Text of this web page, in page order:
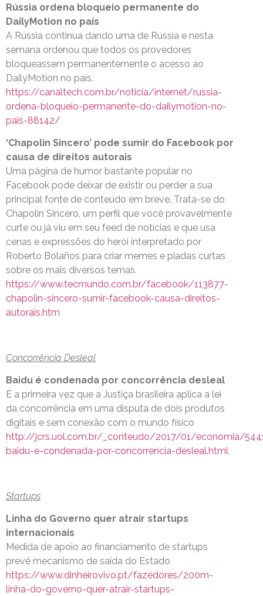
Rússia ordena bloqueio permanente do
DailyMotion no país
A Rússia continua dando uma de Rússia e nesta
semana ordenou que todos os provedores
bloqueassem permanentemente o acesso ao
DailyMotion no país.
https://canaltech.com.br/noticia/internet/russia-
ordena-bloqueio-permanente-do-dailymotion-no-
pais-88142/
‘Chapolin Sincero’ pode sumir do Facebook por
causa de direitos autorais
Uma página de humor bastante popular no
Facebook pode deixar de existir ou perder a sua
principal fonte de conteúdo em breve. Trata-se do
Chapolin Sincero, um perfil que você provavelmente
curte ou já viu em seu feed de notícias e que usa
cenas e expressões do herói interpretado por
Roberto Bolaños para criar memes e piadas curtas
sobre os mais diversos temas.
https://www.tecmundo.com.br/facebook/113877-
chapolin-sincero-sumir-facebook-causa-direitos-
autorais.htm
Concorrência Desleal
Baidu é condenada por concorrência desleal
É a primeira vez que a Justiça brasileira aplica a lei
da concorrência em uma disputa de dois produtos
digitais e sem conexão com o mundo físico
http://jcrs.uol.com.br/_conteudo/2017/01/economia/
baidu-e-condenada-por-concorrencia-desleal.html
Startups
Linha do Governo quer atrair startups
internacionais
Medida de apoio ao financiamento de startups
prevê mecanismo de saída do Estado
https://www.dinheirovivo.pt/fazedores/200m-
linha-do-governo-quer-atrair-startups-